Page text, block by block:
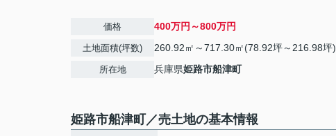
価格 400万円～800万円
土地面積(坪数) 260.92㎡～717.30㎡(78.92坪～216.98坪)
所在地 兵庫県姫路市船津町
姫路市船津町／売土地の基本情報